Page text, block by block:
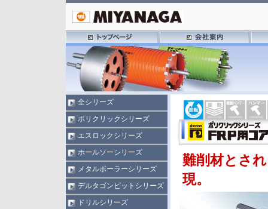
全シリーズ
ポリクリックシリーズ
エスロックシリーズ
ホールソーシリーズ
メタルボーラーシリーズ
デルタゴンビットシリーズ
ドリルシリーズ
難削材とさ
現。